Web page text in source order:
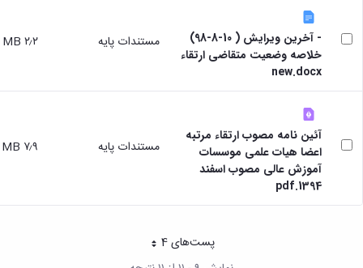
- آخرین ویرایش ( 10-8-98)
خلاصه وضعیت متقاضی ارتقاء
new.docx
مستندات پایه ۲٫۲ MB
آئین نامه مصوب ارتقاء مرتبه
اعضا هیات علمی موسسات
آموزش عالی مصوب اسفند
1394.pdf
مستندات پایه ۷٫۹ MB
پست‌‌های 4هر صفحه